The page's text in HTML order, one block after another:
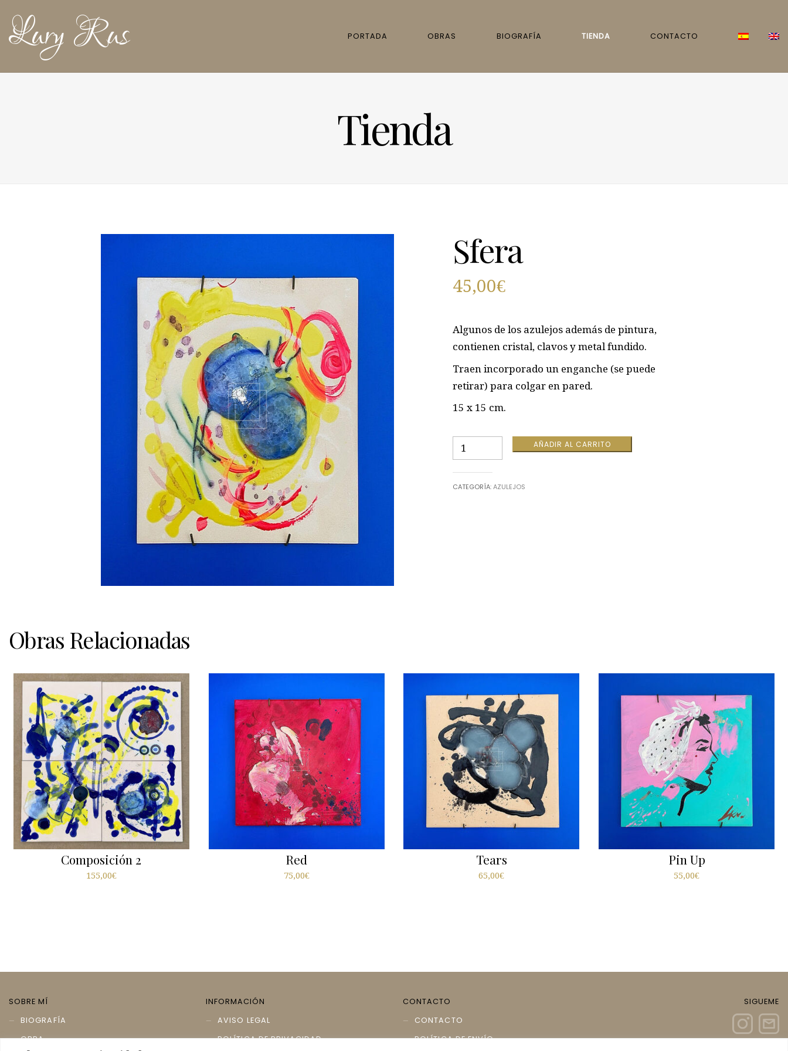
Lury Rus PORTADA OBRAS BIOGRAFÍA TIENDA CONTACTO
Tienda
Sfera
45,00€
Algunos de los azulejos además de pintura,
contienen cristal, clavos y metal fundido.
Traen incorporado un enganche (se puede
retirar) para colgar en pared.
15 x 15 cm.
Sfera
cantidad
AÑADIR AL CARRITO
CATEGORÍA:AZULEJOS
Obras Relacionadas
Composición 2
155,00€
Red
75,00€
Tears
65,00€
Pin Up
55,00€
SOBRE MÍ
BIOGRAFÍA
OBRA
INFORMACIÓN
AVISO LEGAL
POLÍTICA DE PRIVACIDAD
CONTACTO
CONTACTO
POLÍTICA DE ENVÍO
SIGUEME